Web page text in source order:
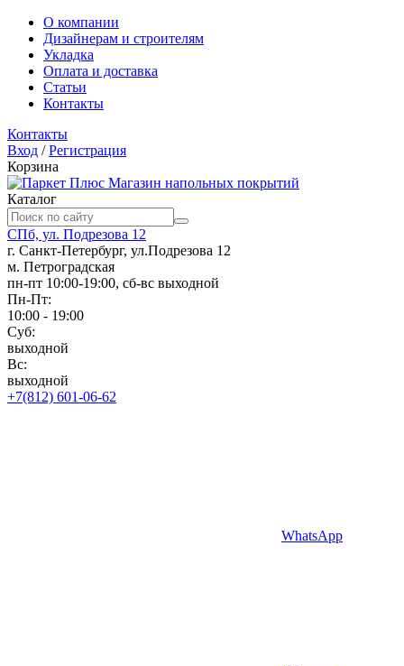
О компании
Дизайнерам и строителям
Укладка
Оплата и доставка
Статьи
Контакты
Контакты
Вход /Регистрация
Корзина
Магазин напольных покрытий
Каталог
СПб, ул. Подрезова 12
г. Санкт-Петербург, ул.Подрезова 12
м. Петроградская
пн-пт 10:00-19:00, сб-вс выходной
Пн-Пт:
10:00 - 19:00
Суб:
выходной
Вс:
выходной
+7(812) 601-06-62
WhatsApp